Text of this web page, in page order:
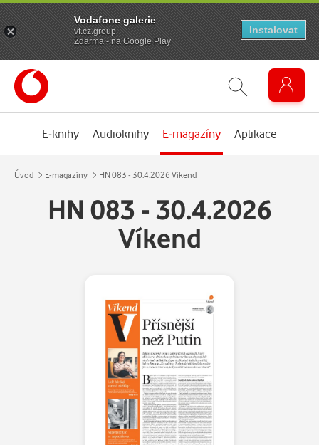
E-knihy Audioknihy E-magazíny Aplikace
Úvod E-magazíny HN 083 - 30.4.2026 Víkend
HN 083 - 30.4.2026
Víkend
Vodafone galerie
vf.cz.group
Zdarma - na Google Play
Instalovat